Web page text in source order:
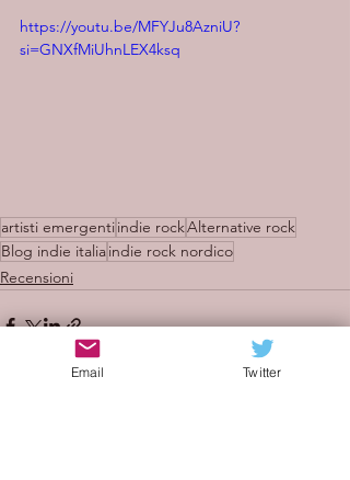
https://youtu.be/MFYJu8AzniU?
si=GNXfMiUhnLEX4ksq
artisti emergentiindie rockAlternative rock
Blog indie italiaindie rock nordico
Recensioni
Email Twitter